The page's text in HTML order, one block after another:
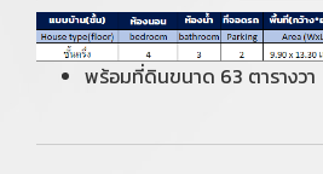
พร้อมที่ดินขนาด 63 ตารางวา